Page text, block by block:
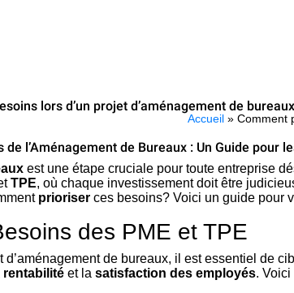
lors d’un projet d’aménagement de bureaux
Accueil » Comment
l’Aménagement de Bureaux : Un Guide pour
est une étape cruciale pour toute entreprise
TPE, où chaque investissement doit être
prioriser ces besoins? Voici un guide pour
des PME et TPE
d’aménagement de bureaux, il est essentiel de
rentabilité et la satisfaction des employés.